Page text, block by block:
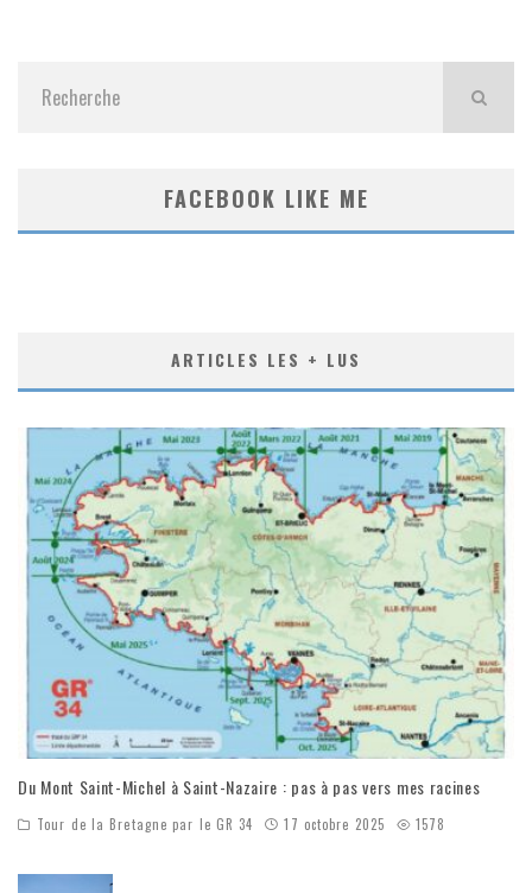
FACEBOOK LIKE ME
ARTICLES LES + LUS
Du Mont Saint-Michel à Saint-Nazaire : pas à pas vers mes racines
Tour de la Bretagne par le GR 34 17 octobre 2025 1578